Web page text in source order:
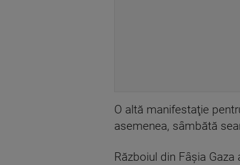
O altă manifestaţie
asemenea, sâmbătă
Războiul din Fâşia